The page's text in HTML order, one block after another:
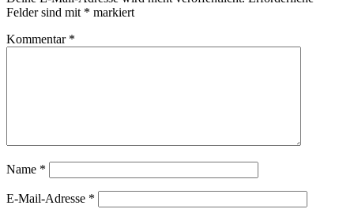
Felder sind mit * markiert
Kommentar *
Name *
E-Mail-Adresse *